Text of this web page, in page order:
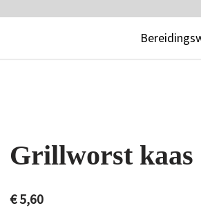
Grillworst kaas
€5,60